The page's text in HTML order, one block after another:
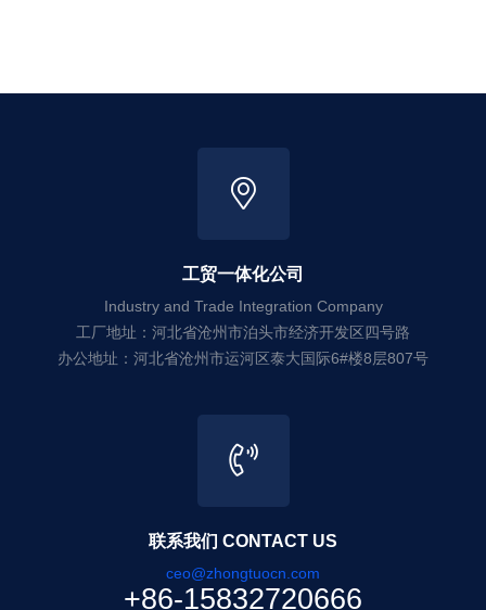
工贸一体化公司
Industry and Trade Integration Company
工厂地址：河北省沧州市泊头市经济开发区四号路
办公地址：河北省沧州市运河区泰大国际6#楼8层807号
联系我们 CONTACT US
ceo@zhongtuocn.com
+86-15832720666